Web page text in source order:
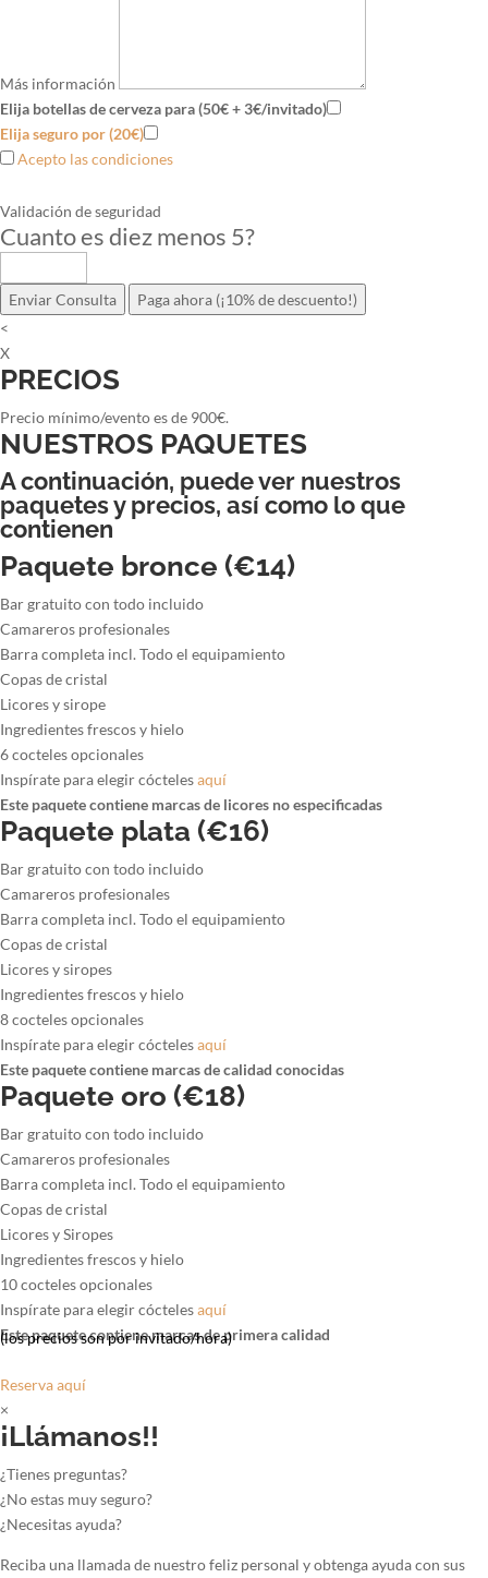
Más información
Elija botellas de cerveza para (50€ + 3€/invitado)
Elija seguro por (20€)
Acepto las condiciones
Validación de seguridad
Cuanto es diez menos 5?
Enviar Consulta
Paga ahora (¡10% de descuento!)
<
X
PRECIOS
Precio mínimo/evento es de 900€.
NUESTROS PAQUETES
A continuación, puede ver nuestros
paquetes y precios, así como lo que
contienen
Paquete bronce (€14)
Bar gratuito con todo incluido
Camareros profesionales
Barra completa incl. Todo el equipamiento
Copas de cristal
Licores y sirope
Ingredientes frescos y hielo
6 cocteles opcionales
Inspírate para elegir cóctelesaquí
Este paquete contiene marcas de licores no especificadas
Paquete plata (€16)
Bar gratuito con todo incluido
Camareros profesionales
Barra completa incl. Todo el equipamiento
Copas de cristal
Licores y siropes
Ingredientes frescos y hielo
8 cocteles opcionales
Inspírate para elegir cóctelesaquí
Este paquete contiene marcas de calidad conocidas
Paquete oro (€18)
Bar gratuito con todo incluido
Camareros profesionales
Barra completa incl. Todo el equipamiento
Copas de cristal
Licores y Siropes
Ingredientes frescos y hielo
10 cocteles opcionales
Inspírate para elegir cóctelesaquí
Este paquete contiene marcas de primera calidad
(los precios son por invitado/hora)
Reserva aquí
×
¡Llámanos!!
¿Tienes preguntas?
¿No estas muy seguro?
¿Necesitas ayuda?
Reciba una llamada de nuestro feliz personal y obtenga ayuda con sus